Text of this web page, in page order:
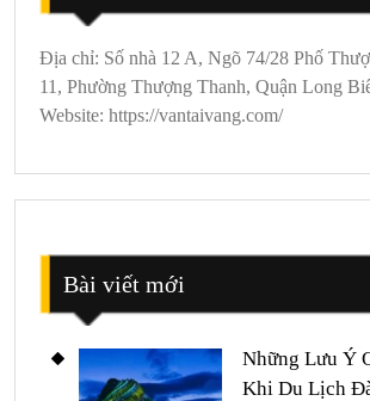
Địa chỉ: Số nhà 12 A, Ngõ 74/28 Phố
11, Phường Thượng Thanh, Quận Long
Website: https://vantaivang.com/
Bài viết mới
Những Lưu Ý
Khi Du Lịch